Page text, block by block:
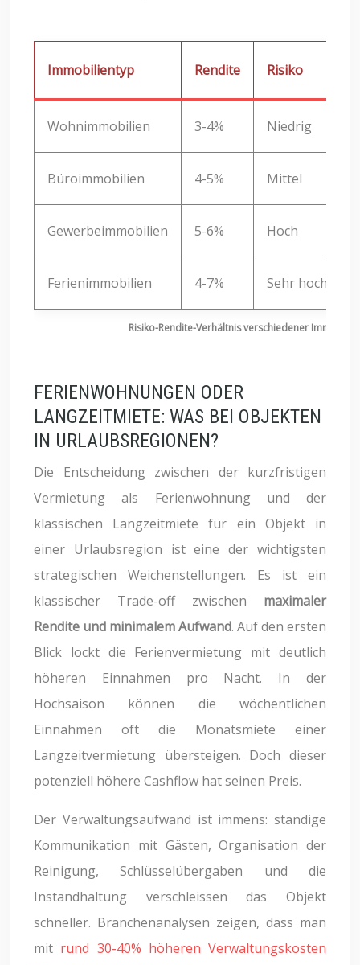
Risiko-Rendite-Verhältnis verschiedener
Immobilientyp Rendite Risiko
Wohnimmobilien 3-4% Niedrig
Büroimmobilien 4-5% Mittel
Gewerbeimmobilien 5-6% Hoch
Ferienimmobilien 4-7% Sehr hoch
FERIENWOHNUNGEN ODER
LANGZEITMIETE: WAS BEI OBJEKTEN
IN URLAUBSREGIONEN?
Die Entscheidung zwischen der kurzfristigen
Vermietung als Ferienwohnung und der
klassischen Langzeitmiete für ein Objekt in
einer Urlaubsregion ist eine der wichtigsten
strategischen Weichenstellungen. Es ist ein
klassischer Trade-off zwischen maximaler
Rendite und minimalem Aufwand. Auf den ersten
Blick lockt die Ferienvermietung mit deutlich
höheren Einnahmen pro Nacht. In der
Hochsaison können die wöchentlichen
Einnahmen oft die Monatsmiete einer
Langzeitvermietung übersteigen. Doch dieser
potenziell höhere Cashflow hat seinen Preis.
Der Verwaltungsaufwand ist immens: ständige
Kommunikation mit Gästen, Organisation der
Reinigung, Schlüsselübergaben und die
Instandhaltung verschleissen das Objekt
schneller. Branchenanalysen zeigen, dass man
mit rund 30-40% höheren Verwaltungskosten